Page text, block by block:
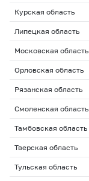
Курская область
Липецкая область
Московская область
Орловская область
Рязанская область
Смоленская область
Тамбовская область
Тверская область
Тульская область